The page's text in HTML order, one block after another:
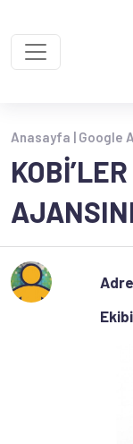
Anasayfa | Google
Ekibi